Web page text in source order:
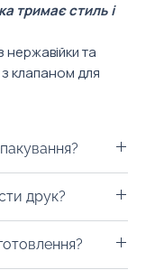
тримає стиль і
нержавійки та
клапаном для
для офісу,
наборів.
припіднести
брендованому
пакеті,
друк?
гравіювання,